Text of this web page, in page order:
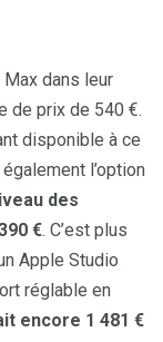
dans leur
de prix de 540 €.
disponible à ce
l’option
des
€. C’est plus
Apple Studio
réglable en
encore 1 481 €